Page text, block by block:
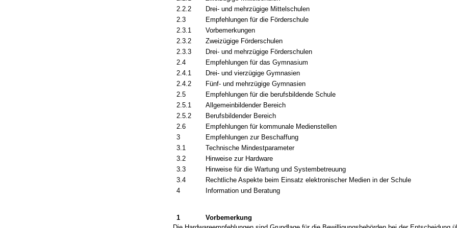
2.2.2
Drei- und mehrzügige Mittelschulen
2.3
Empfehlungen für die Förderschule
2.3.1
Vorbemerkungen
2.3.2
Zweizügige Förderschulen
2.3.3
Drei- und mehrzügige Förderschulen
2.4
Empfehlungen für das Gymnasium
2.4.1
Drei- und vierzügige Gymnasien
2.4.2
Fünf- und mehrzügige Gymnasien
2.5
Empfehlungen für die berufsbildende Schule
2.5.1
Allgemeinbildender Bereich
2.5.2
Berufsbildender Bereich
2.6
Empfehlungen für kommunale Medienstellen
3
Empfehlungen zur Beschaffung
3.1
Technische Mindestparameter
3.2
Hinweise zur Hardware
3.3
Hinweise für die Wartung und Systembetreuung
3.4
Rechtliche Aspekte beim Einsatz elektronischer Medien in der Schule
4
Information und Beratung
1
Vorbemerkung